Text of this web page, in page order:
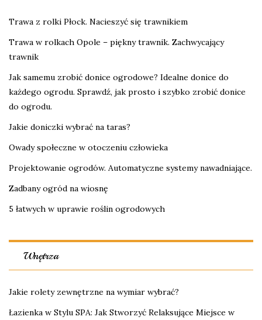
Trawa z rolki Płock. Nacieszyć się trawnikiem
Trawa w rolkach Opole – piękny trawnik. Zachwycający
trawnik
Jak samemu zrobić donice ogrodowe? Idealne donice do
każdego ogrodu. Sprawdź, jak prosto i szybko zrobić donice
do ogrodu.
Jakie doniczki wybrać na taras?
Owady społeczne w otoczeniu człowieka
Projektowanie ogrodów. Automatyczne systemy nawadniające.
Zadbany ogród na wiosnę
5 łatwych w uprawie roślin ogrodowych
Wnętrza
Jakie rolety zewnętrzne na wymiar wybrać?
Łazienka w Stylu SPA: Jak Stworzyć Relaksujące Miejsce w